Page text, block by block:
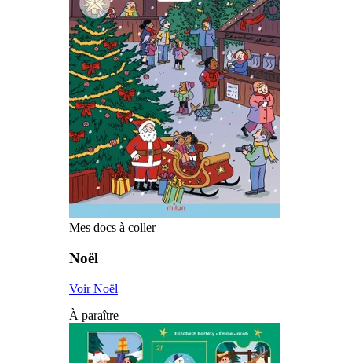
Mes docs à coller
Noël
Voir Noël
À paraître